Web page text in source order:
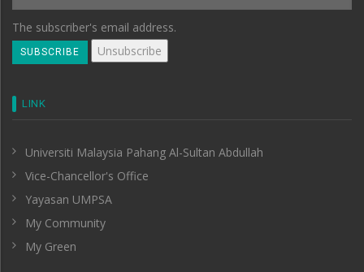
The subscriber's email address.
LINK
Universiti Malaysia Pahang Al-Sultan Abdullah
Vice-Chancellor's Office
Yayasan UMPSA
My Community
My Green